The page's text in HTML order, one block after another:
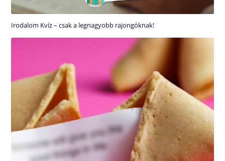
Irodalom Kvíz – csak a legnagyobb rajongóknak!